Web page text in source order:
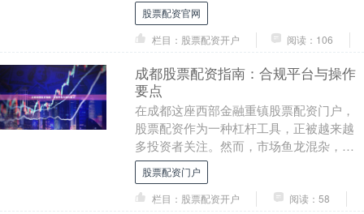
理安全选择配资平台的要点股票配资官
网，助您理性决策。....
股票配资官网
栏目：股票配资开户
阅读：106
成都股票配资指南：合规平台与操作
要点
在成都这座西部金融重镇股票配资门户，
股票配资作为一种杠杆工具，正被越来越
多投资者关注。然而，市场鱼龙混杂，如
何选择合规平台、把握操作要点，成为投
资者必须掌握的核....
股票配资门户
栏目：股票配资开户
阅读：58